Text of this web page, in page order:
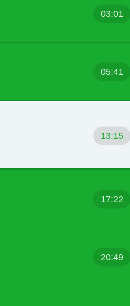
03:01
05:41
13:15
17:22
20:49